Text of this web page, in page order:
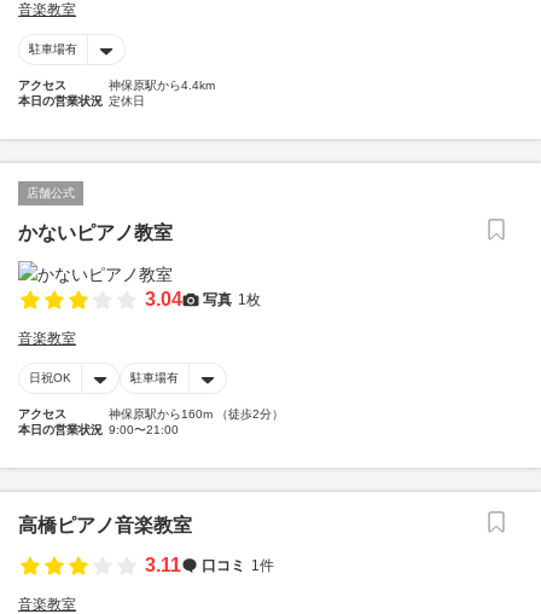
音楽教室
駐車場有
アクセス
神保原駅から4.4km
本日の営業状況 定休日
店舗公式
かないピアノ教室
3.04 写真 1枚
音楽教室
日祝OK 駐車場有
アクセス
神保原駅から160m （徒歩2分）
本日の営業状況 9:00〜21:00
高橋ピアノ音楽教室
3.11
口コミ 1件
音楽教室